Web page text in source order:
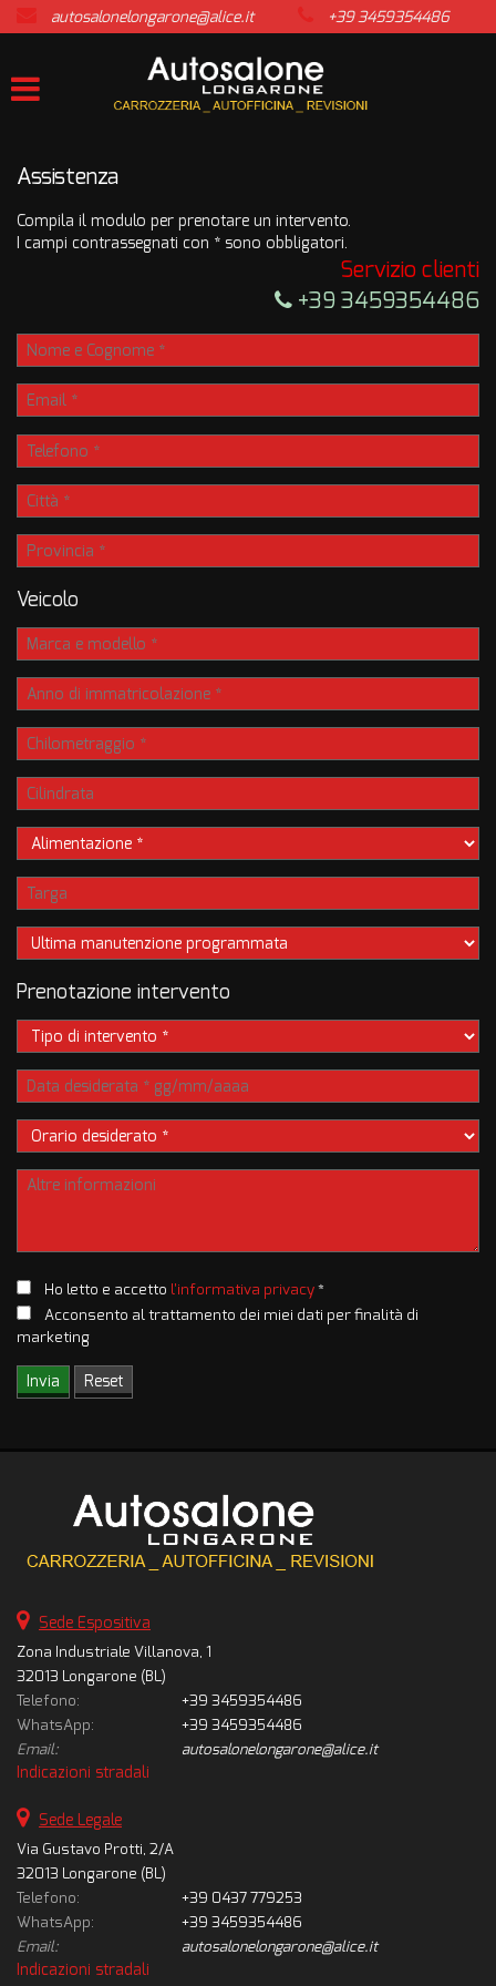
HOME
LISTA VEICOLI
ASSISTENZA
NEWS
AREA COMMERCIANTI
autosalonelongarone@alice.it +39 3459354486
Assistenza
Compila il modulo per prenotare un intervento.
I campi contrassegnati con * sono obbligatori.
Servizio clienti
+39 3459354486
Veicolo
Prenotazione intervento
Ho letto e accetto l'informativa privacy*
Acconsento al trattamento dei miei dati per finalità di
marketing
Sede Espositiva
Zona Industriale Villanova, 1
32013 Longarone (BL)
Telefono:
+39 3459354486
WhatsApp:
+39 3459354486
Email:
autosalonelongarone@alice.it
Indicazioni stradali
Sede Legale
Via Gustavo Protti, 2/A
32013 Longarone (BL)
Telefono:
+39 0437 779253
WhatsApp:
+39 3459354486
Email:
autosalonelongarone@alice.it
Indicazioni stradali